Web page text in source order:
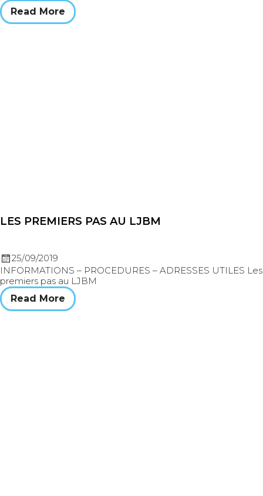
Read More
LES PREMIERS PAS AU LJBM
25/09/2019
INFORMATIONS – PROCEDURES – ADRESSES UTILES Les
premiers pas au LJBM
Read More